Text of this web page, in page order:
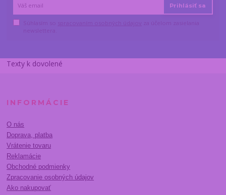
Prihlásiť sa
Texty k dovolené
INFORMÁCIE
O nás
Doprava, platba
Vrátenie tovaru
Reklamácie
Obchodné podmienky
Zpracovanie osobných údajov
Ako nakupovať